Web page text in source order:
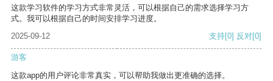
这款学习软件的学习方式非常灵活，可以根据自己的需求选择学习方
式。我可以根据自己的时间安排学习进度。
2025-09-12
支持[0] 反对[0]
游客
这款app的用户评论非常真实，可以帮助我做出更准确的选择。